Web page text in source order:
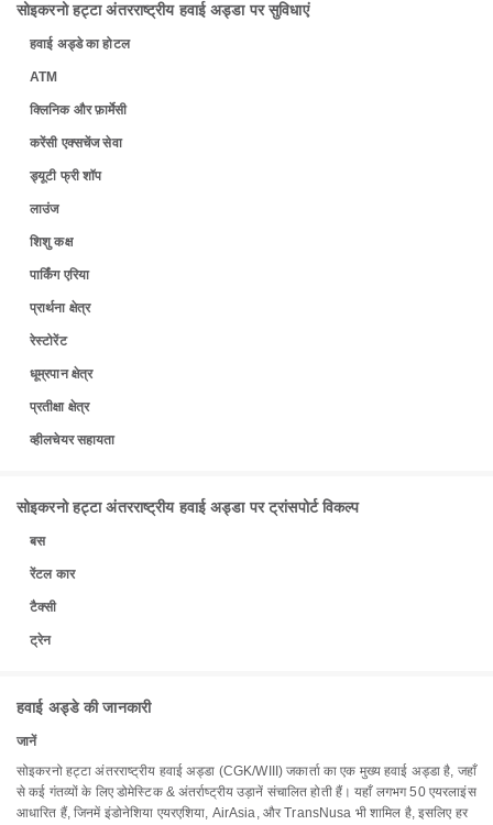
सोइकरनो हट्टा अंतरराष्ट्रीय हवाई अड्डा पर सुविधाएं
हवाई अड्डे का होटल
ATM
क्लिनिक और फ़ार्मेसी
करेंसी एक्सचेंज सेवा
ड्यूटी फ्री शॉप
लाउंज
शिशु कक्ष
पार्किंग एरिया
प्रार्थना क्षेत्र
रेस्टोरेंट
धूम्रपान क्षेत्र
प्रतीक्षा क्षेत्र
व्हीलचेयर सहायता
सोइकरनो हट्टा अंतरराष्ट्रीय हवाई अड्डा पर ट्रांसपोर्ट विकल्प
बस
रेंटल कार
टैक्सी
ट्रेन
हवाई अड्डे की जानकारी
जानें
सोइकरनो हट्टा अंतरराष्ट्रीय हवाई अड्डा (CGK/WIII) जकार्ता का एक मुख्य हवाई अड्डा है, जहाँ
से कई गंतव्यों के लिए डोमेस्टिक & अंतर्राष्ट्रीय उड़ानें संचालित होती हैं। यहाँ लगभग 50 एयरलाइंस
आधारित हैं, जिनमें इंडोनेशिया एयरएशिया, AirAsia, और TransNusa भी शामिल है, इसलिए हर